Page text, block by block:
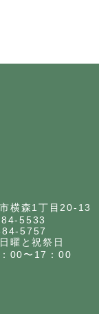
横森1丁目20-13
5533
5757
曜と祝祭日
00〜17：00